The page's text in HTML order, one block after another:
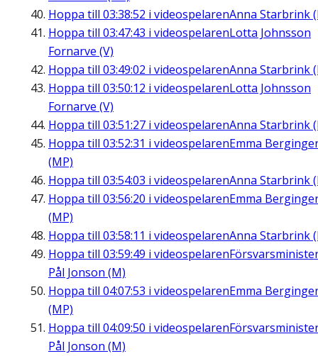
Hoppa till 03:38:52 i videospelarenAnna Starbrink
Hoppa till 03:47:43 i videospelarenLotta Johnsson
Fornarve (V)
Hoppa till 03:49:02 i videospelarenAnna Starbrink
Hoppa till 03:50:12 i videospelarenLotta Johnsson
Fornarve (V)
Hoppa till 03:51:27 i videospelarenAnna Starbrink
Hoppa till 03:52:31 i videospelarenEmma
(MP)
Hoppa till 03:54:03 i videospelarenAnna Starbrink
Hoppa till 03:56:20 i videospelarenEmma
(MP)
Hoppa till 03:58:11 i videospelarenAnna Starbrink
Hoppa till 03:59:49 i videospelaren
Pål Jonson (M)
Hoppa till 04:07:53 i videospelarenEmma
(MP)
Hoppa till 04:09:50 i videospelaren
Pål Jonson (M)